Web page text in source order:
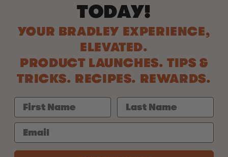
TODAY!
YOUR BRADLEY EXPERIENCE,
ELEVATED.
PRODUCT LAUNCHES. TIPS &
TRICKS. RECIPES. REWARDS.